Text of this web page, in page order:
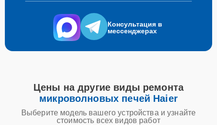
Консультация в
мессенджерах
Цены на другие виды ремонта
микроволновых печей Haier
Выберите модель вашего устройства и узнайте
стоимость всех видов работ